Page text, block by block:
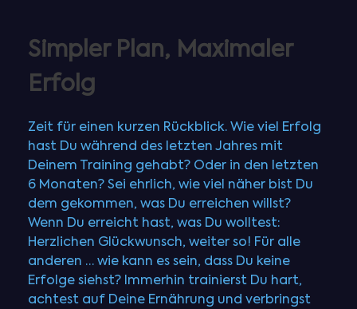
Simpler Plan, Maximaler
Erfolg
Zeit für einen kurzen Rückblick. Wie viel Erfolg
hast Du während des letzten Jahres mit
Deinem Training gehabt? Oder in den letzten
6 Monaten? Sei ehrlich, wie viel näher bist Du
dem gekommen, was Du erreichen willst?
Wenn Du erreicht hast, was Du wolltest:
Herzlichen Glückwunsch, weiter so! Für alle
anderen … wie kann es sein, dass Du keine
Erfolge siehst? Immerhin trainierst Du hart,
achtest auf Deine Ernährung und verbringst